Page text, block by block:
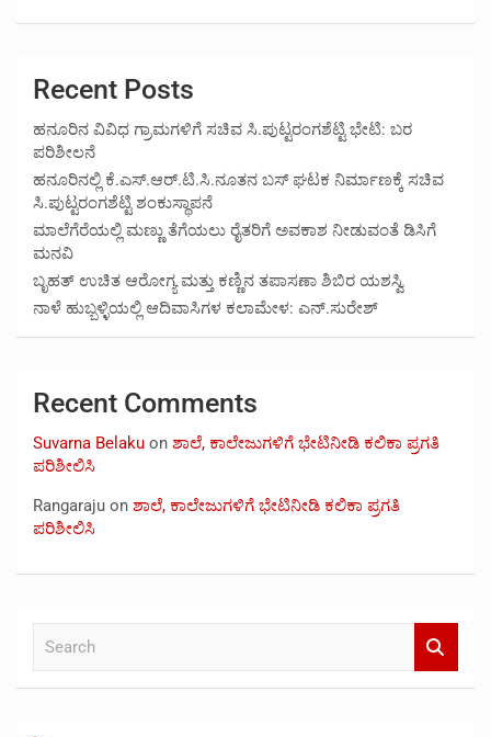
Recent Posts
ಹನೂರಿನ ವಿವಿಧ ಗ್ರಾಮಗಳಿಗೆ ಸಚಿವ ಸಿ.ಪುಟ್ಟರಂಗಶೆಟ್ಟಿ ಭೇಟಿ: ಬರ
ಪರಿಶೀಲನೆ
ಹನೂರಿನಲ್ಲಿ ಕೆ.ಎಸ್.ಆರ್.ಟಿ.ಸಿ.ನೂತನ ಬಸ್ ಘಟಕ ನಿರ್ಮಾಣಕ್ಕೆ ಸಚಿವ
ಸಿ.ಪುಟ್ಟರಂಗಶೆಟ್ಟಿ ಶಂಕುಸ್ಥಾಪನೆ
ಮಾಲೆಗೆರೆಯಲ್ಲಿ ಮಣ್ಣು ತೆಗೆಯಲು ರೈತರಿಗೆ ಅವಕಾಶ ನೀಡುವಂತೆ ಡಿಸಿಗೆ
ಮನವಿ
ಬೃಹತ್ ಉಚಿತ ಆರೋಗ್ಯ ಮತ್ತು ಕಣ್ಣಿನ ತಪಾಸಣಾ ಶಿಬಿರ ಯಶಸ್ವಿ
ನಾಳೆ ಹುಬ್ಬಳ್ಳಿಯಲ್ಲಿ ಆದಿವಾಸಿಗಳ ಕಲಾಮೇಳ: ಎನ್.ಸುರೇಶ್
Recent Comments
Suvarna Belaku on ಶಾಲೆ, ಕಾಲೇಜುಗಳಿಗೆ ಭೇಟಿನೀಡಿ ಕಲಿಕಾ ಪ್ರಗತಿ
ಪರಿಶೀಲಿಸಿ
Rangaraju on ಶಾಲೆ, ಕಾಲೇಜುಗಳಿಗೆ ಭೇಟಿನೀಡಿ ಕಲಿಕಾ ಪ್ರಗತಿ
ಪರಿಶೀಲಿಸಿ